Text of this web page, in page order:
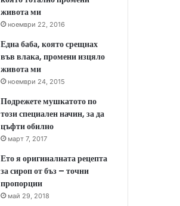
живота ми
ноември 22, 2016
Една баба, която срещнах
във влака, промени изцяло
живота ми
ноември 24, 2015
Подрежете мушкатото по
този специален начин, за да
цъфти обилно
март 7, 2017
Ето я оригиналната рецепта
за сироп от бъз – точни
пропорции
май 29, 2018